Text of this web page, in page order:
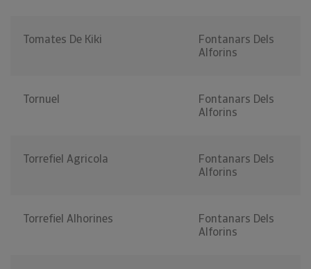
Tomates De Kiki
Fontanars Dels
Alforins
Tornuel
Fontanars Dels
Alforins
Torrefiel Agricola
Fontanars Dels
Alforins
Torrefiel Alhorines
Fontanars Dels
Alforins